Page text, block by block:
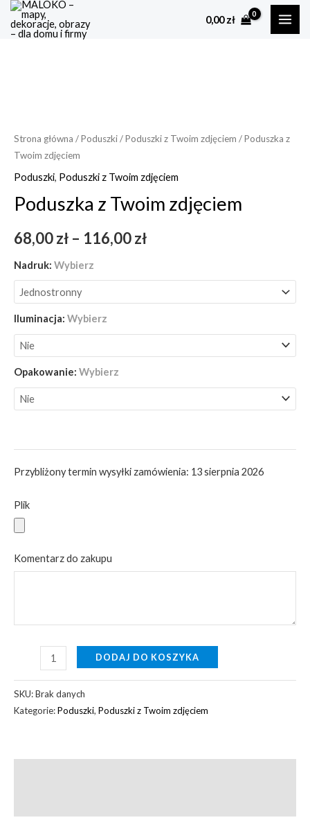
Skip
0,00zł
Strona główna /Poduszki/Poduszki z Twoim zdjęciem / Poduszka z
Twoim zdjęciem
Poduszki, Poduszki z Twoim zdjęciem
Poduszka z Twoim zdjęciem
68,00zł – 116,00zł
Nadruk: Wybierz
Iluminacja: Wybierz
Opakowanie: Wybierz
Przybliżony termin wysyłki zamówienia: 13 sierpnia 2026
Plik
Komentarz do zakupu
zdjęciem
DODAJ DO KOSZYKA
SKU:Brak danych
Kategorie:Poduszki, Poduszki z Twoim zdjęciem